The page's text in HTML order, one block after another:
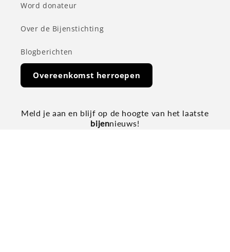
Word donateur
Over de Bijenstichting
Blogberichten
Overeenkomst herroepen
Meld je aan en blijf op de hoogte van het laatste
bijennieuws!